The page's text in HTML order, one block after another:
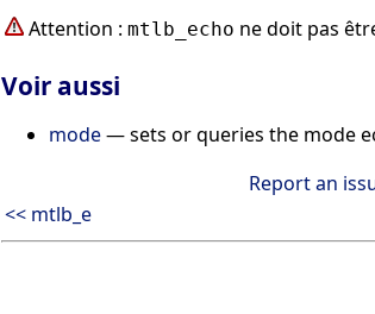
Attention : mtlb_echo ne doit pas
Voir aussi
mode— sets or queries the mode
Report an
<< mtlb_e